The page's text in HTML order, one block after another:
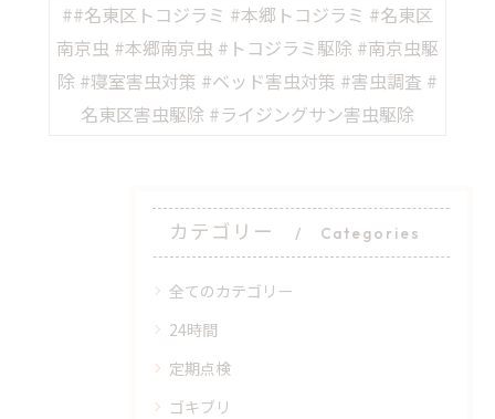
##名東区トコジラミ #本郷トコジラミ #名東区
南京虫 #本郷南京虫 #トコジラミ駆除 #南京虫駆
除 #寝室害虫対策 #ベッド害虫対策 #害虫調査 #
名東区害虫駆除 #ライジングサン害虫駆除
カテゴリー Categories
全てのカテゴリー
24時間
定期点検
ゴキブリ